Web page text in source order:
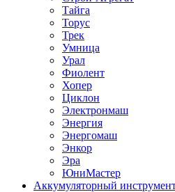
Тайга
Торус
Трек
Умница
Урал
Фиолент
Хопер
Циклон
Электронмаш
Энергия
Энергомаш
Энкор
Эра
ЮниМастер
Аккумуляторный